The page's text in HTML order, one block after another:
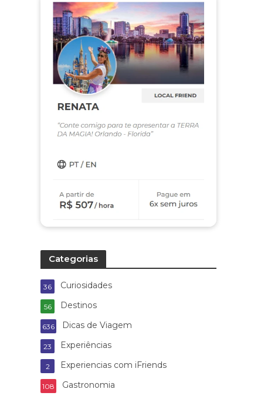
Categorias
Curiosidades
36
Destinos
56
Dicas de Viagem
636
Experiências
23
Experiencias com iFriends
2
Gastronomia
108